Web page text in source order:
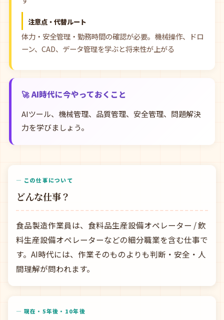
注意点・代替ルート
体力・安全管理・勤務時間の確認が必要。機械操作、ドロ
ーン、CAD、データ管理を学ぶと将来性が上がる
🚀 AI時代に今やっておくこと
AIツール、機械管理、品質管理、安全管理、問題解決
力を学びましょう。
— この仕事について
どんな仕事？
食品製造作業員は、食料品生産設備オペレーター / 飲
料生産設備オペレーターなどの細分職業を含む仕事で
す。AI時代には、作業そのものよりも判断・安全・人
間理解が問われます。
— 現在・5年後・10年後